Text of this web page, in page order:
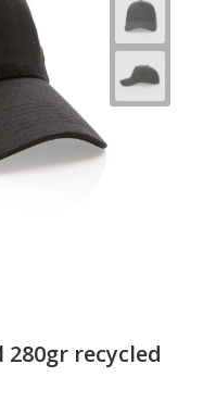
280gr recycled